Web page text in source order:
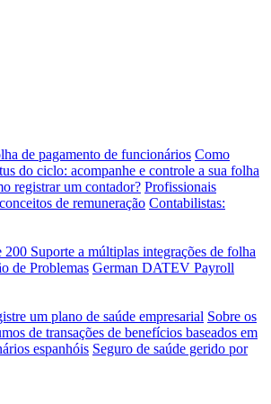
de pagamento de funcionários Como
do ciclo: acompanhe e controle a sua folha
registrar um contador? Profissionais
de remuneração Contabilistas:
200 Suporte a múltiplas integrações de folha
de Problemas German DATEV Payroll
um plano de saúde empresarial Sobre os
de transações de benefícios baseados em
espanhóis Seguro de saúde gerido por